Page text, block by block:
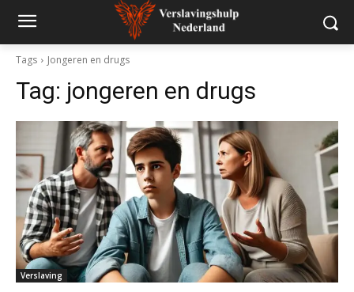
Tags Jongeren en drugs
Tag: jongeren en drugs
Verslaving